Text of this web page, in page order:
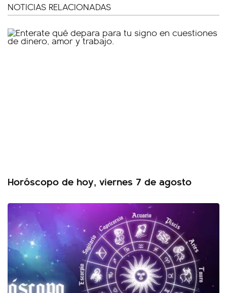
NOTICIAS RELACIONADAS
Horóscopo de hoy, viernes 7 de agosto